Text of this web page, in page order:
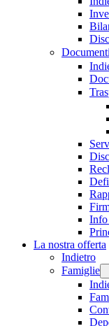
Info
La nostra offerta
Indietro
Famiglie